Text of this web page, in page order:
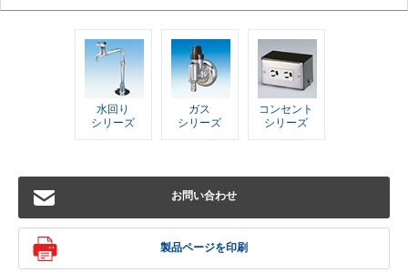
水回り
シリーズ
ガス
シリーズ
コンセント
シリーズ
お問い合わせ
製品ページを印刷